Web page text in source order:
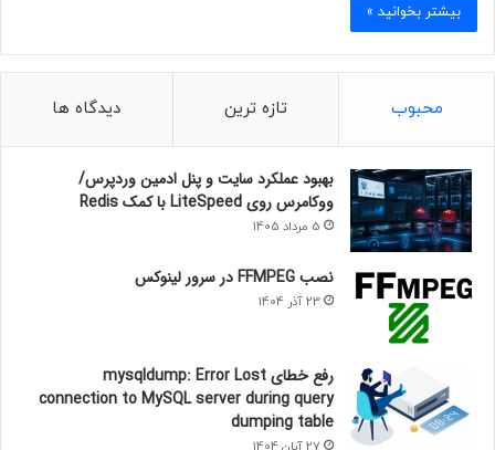
بیشتر بخوانید »
محبوب تازه ترین دیدگاه ها
بهبود عملکرد سایت و پنل ادمین وردپرس/
ووکامرس روی LiteSpeed با کمک Redis
5 مرداد 1405
نصب FFMPEG در سرور لینوکس
23 آذر 1404
رفع خطای mysqldump: Error Lost
connection to MySQL server during query
dumping table
27 آبان 1404